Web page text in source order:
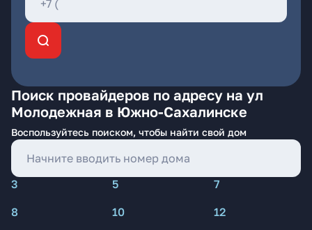
Поиск провайдеров по адресу на ул
Молодежная в Южно-Сахалинске
Воспользуйтесь поиском, чтобы найти свой дом
3 5
7
8
10
12